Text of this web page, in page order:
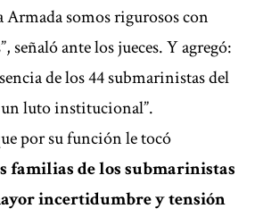
Armada somos rigurosos con
señaló ante los jueces. Y agregó:
de los 44 submarinistas del
un luto institucional”.
por su función le tocó
familias de los submarinistas
incertidumbre y tensión